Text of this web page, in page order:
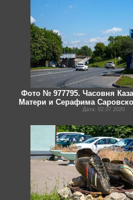
Фото № 977795. Часовня
Матери и Серафима
Дата: 02.07.2020